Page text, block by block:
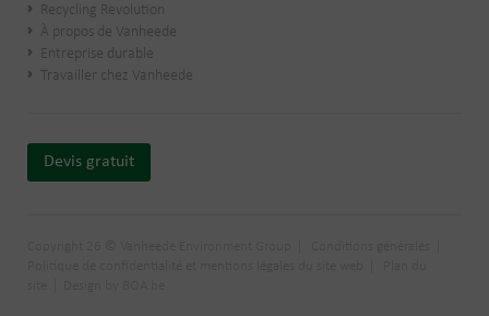
Recycling Revolution
À propos de Vanheede
Entreprise durable
Travailler chez Vanheede
Devis gratuit